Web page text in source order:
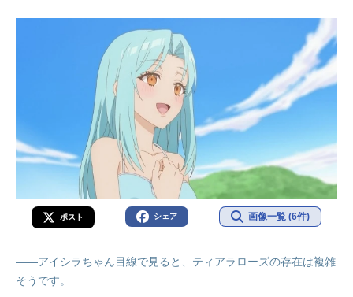
ポスト シェア 画像一覧 (6件)
――アイシラちゃん目線で見ると、ティアラローズの存在は複雑
そうです。